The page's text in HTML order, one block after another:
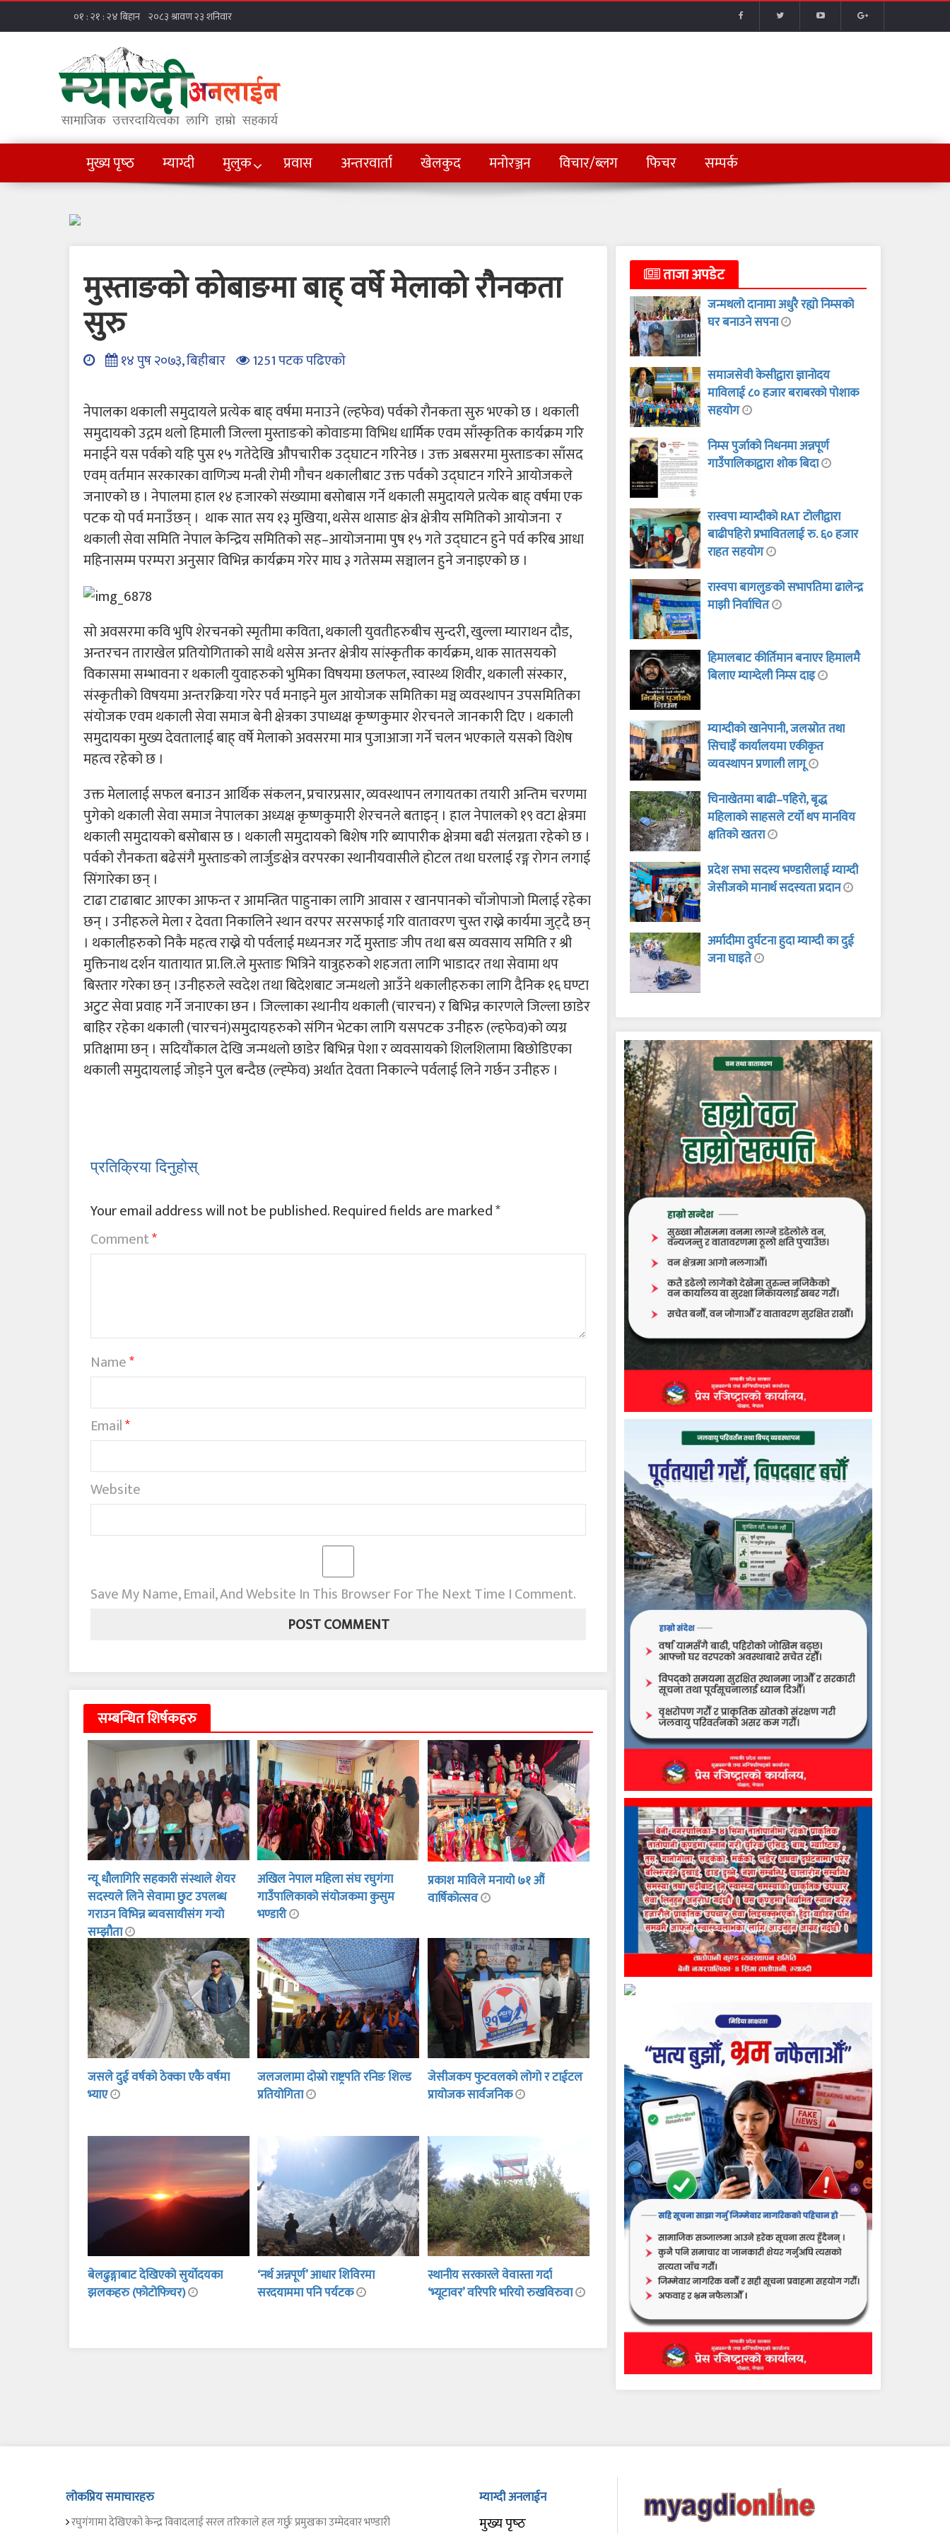
मुख्य पृष्‍ठ म्याग्दी मुलुक प्रवास अन्तरवार्ता खेलकुद मनोरञ्जन विचार/ब्लग फिचर सम्पर्क
मुस्ताङको कोबाङमा बाह् वर्षे मेलाको रौनकता
सुरु
१४ पुष २०७३, बिहीबार 1251 पटक पढिएको
नेपालका थकाली समुदायले प्रत्येक बाह् वर्षमा मनाउने (ल्हफेव) पर्वको रौनकता सुरु भएको छ । थकाली
समुदायको उद्गम थलो हिमाली जिल्ला मुस्ताङको कोवाङमा विभिध धार्मिक एवम साँस्कृतिक कार्यक्रम गरि
मनाईने यस पर्वको यहि पुस १५ गतेदेखि औपचारीक उद्घाटन गरिनेछ । उक्त अबसरमा मुस्ताङका साँसद
एवम् वर्तमान सरकारका वाणिज्य मन्त्री रोमी गौचन थकालीबाट उक्त पर्वको उद्घाटन गरिने आयोजकले
जनाएको छ । नेपालमा हाल १४ हजारको संख्यामा बसोबास गर्ने थकाली समुदायले प्रत्येक बाह् वर्षमा एक
पटक यो पर्व मनाउँछन् । थाक सात सय १३ मुखिया, थसेस थासाङ क्षेत्र क्षेत्रीय समितिको आयोजना र
थकाली सेवा समिति नेपाल केन्द्रिय समितिको सह–आयोजनामा पुष १५ गते उद्घाटन हुने पर्व करिब आधा
महिनासम्म परम्परा अनुसार विभिन्न कार्यक्रम गरेर माघ ३ गतेसम्म सञ्चालन हुने जनाइएको छ ।
सो अवसरमा कवि भुपि शेरचनको स्मृतीमा कविता, थकाली युवतीहरुबीच सुन्दरी, खुल्ला म्याराथन दौड,
अन्तरचन ताराखेल प्रतियोगिताको साथै थसेस अन्तर क्षेत्रीय सांस्कृतीक कार्यक्रम, थाक सातसयको
विकासमा सम्भावना र थकाली युवाहरुको भुमिका विषयमा छलफल, स्वास्थ्य शिवीर, थकाली संस्कार,
संस्कृतीको विषयमा अन्तरक्रिया गरेर पर्व मनाइने मुल आयोजक समितिका मञ्च व्यवस्थापन उपसमितिका
संयोजक एवम थकाली सेवा समाज बेनी क्षेत्रका उपाध्यक्ष कृष्णकुमार शेरचनले जानकारी दिए । थकाली
समुदायका मुख्य देवतालाई बाह् वर्षे मेलाको अवसरमा मात्र पुजाआजा गर्ने चलन भएकाले यसको विशेष
महत्व रहेको छ ।
उक्त मेलालाई सफल बनाउन आर्थिक संकलन, प्रचारप्रसार, व्यवस्थापन लगायतका तयारी अन्तिम चरणमा
पुगेको थकाली सेवा समाज नेपालका अध्यक्ष कृष्णकुमारी शेरचनले बताइन् । हाल नेपालको १९ वटा क्षेत्रमा
थकाली समुदायको बसोबास छ । थकाली समुदायको बिशेष गरि ब्यापारीक क्षेत्रमा बढी संलग्नता रहेको छ ।
पर्वको रौनकता बढेसंगै मुस्ताङको लार्जुङक्षेत्र वरपरका स्थानीयवासीले होटल तथा घरलाई रङ्ग रोगन लगाई
सिंगारेका छन् ।
टाढा टाढाबाट आएका आफन्त र आमन्त्रित पाहुनाका लागि आवास र खानपानको चाँजोपाजो मिलाई रहेका
छन् । उनीहरुले मेला र देवता निकालिने स्थान वरपर सरसफाई गरि वातावरण चुस्त राख्ने कार्यमा जुट्दै छन्
। थकालीहरुको निकै महत्व राख्ने यो पर्वलाई मध्यनजर गर्दे मुस्ताङ जीप तथा बस व्यवसाय समिति र श्री
मुक्तिनाथ दर्शन यातायात प्रा.लि.ले मुस्ताङ भित्रिने यात्रुहरुको शहजता लागि भाडादर तथा सेवामा थप
बिस्तार गरेका छन् ।उनीहरुले स्वदेश तथा बिदेशबाट जन्मथलो आउँने थकालीहरुका लागि दैनिक १६ घण्टा
अटुट सेवा प्रवाह गर्ने जनाएका छन । जिल्लाका स्थानीय थकाली (चारचन) र बिभिन्न कारणले जिल्ला छाडेर
बाहिर रहेका थकाली (चारचनं)समुदायहरुको संगिन भेटका लागि यसपटक उनीहरु (ल्हफेव)को व्यग्र
प्रतिक्षामा छन् । सदियौंकाल देखि जन्मथलो छाडेर बिभिन्न पेशा र व्यवसायको शिलशिलामा बिछोडिएका
थकाली समुदायलाई जोड्ने पुल बन्दैछ (ल्ह्फेव) अर्थात देवता निकाल्ने पर्वलाई लिने गर्छन उनीहरु ।
प्रतिक्रिया दिनुहोस्
Your email address will not be published.Required fields are marked*
Comment*
Name*
Email*
Website
Save My Name, Email, And Website In This Browser For The Next Time I Comment.
सम्बन्धित शिर्षकहरु
न्यू धौलागिरि सहकारी संस्थाले शेयर
सदस्यले लिने सेवामा छुट उपलब्ध
गराउन विभिन्न ब्यवसायीसंग गर्‍यो
सम्झौता
अखिल नेपाल महिला संघ रघुगंगा
गाउँपालिकाको संयोजकमा कुसुम
भण्डारी
प्रकाश माविले मनायो ७१ औं
वार्षिकोत्सव
जसले दुई वर्षको ठेक्का एकै वर्षमा
भ्याए
जलजलामा दोस्रो राष्ट्रपति रनिङ शिल्ड
प्रतियोगिता
जेसीजकप फुटवलको लोगो र टाईटल
प्रायोजक सार्वजनिक
बेलढुङ्गाबाट देखिएको सुर्योदयका
झलकहरु (फोटोफिचर)
‘नर्थ अन्नपूर्ण’ आधार शिविरमा
सरदयाममा पनि पर्यटक
स्थानीय सरकारले वेवास्ता गर्दा
‘भ्यूटावर’ वरिपरि भरियो रुखविरुवा
ताजा अपडेट
जन्मथलो दानामा अधुरै रह्यो निम्सको
घर बनाउने सपना
समाजसेवी केसीद्वारा ज्ञानोदय
माविलाई ८० हजार बराबरको पोशाक
सहयोग
निम्स पुर्जाको निधनमा अन्नपूर्ण
गाउँपालिकाद्वारा शोक बिदा
रास्वपा म्याग्दीको RAT टोलीद्वारा
बाढीपहिरो प्रभावितलाई रु. ६० हजार
राहत सहयोग
रास्वपा बागलुङको सभापतिमा ढालेन्द्र
माझी निर्वाचित
हिमालबाट कीर्तिमान बनाएर हिमालमै
बिलाए म्याग्देली निम्स दाइ
म्याग्दीको खानेपानी, जलस्रोत तथा
सिचाइँ कार्यालयमा एकीकृत
व्यवस्थापन प्रणाली लागू
चिनाखेतमा बाढी–पहिरो, बृद्ध
महिलाको साहसले टर्यो थप मानविय
क्षतिको खतरा
प्रदेश सभा सदस्य भण्डारीलाई म्याग्दी
जेसीजको मानार्थ सदस्यता प्रदान
अर्मादीमा दुर्घटना हुदा म्याग्दी का दुई
जना घाइते
लोकप्रिय समाचारहरु
रघुगंगामा देखिएको केन्द्र विवादलाई सरल तरिकाले हल गर्छुः प्रमुखका उम्मेदवार भण्डारी
म्याग्दी अनलाईन
मुख्य पृष्‍ठ